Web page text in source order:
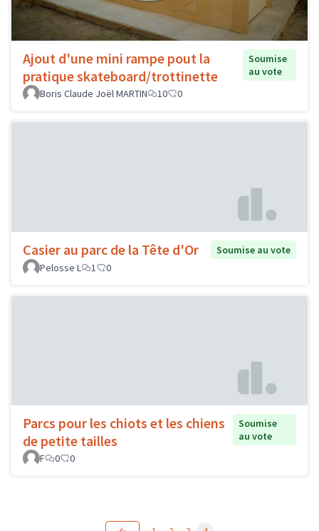
Ajout d'une mini rampe pout la
pratique skateboard/trottinette
Soumise
au vote
Boris Claude Joël MARTIN
10 0
Casier au parc de la Tête d'Or
Soumise au vote
Pelosse L
1 0
Parcs pour les chiots et les chiens
de petite tailles
Soumise
au vote
F
0 0